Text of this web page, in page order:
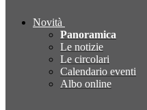
Novità
Panoramica
Le notizie
Le circolari
Calendario eventi
Albo online